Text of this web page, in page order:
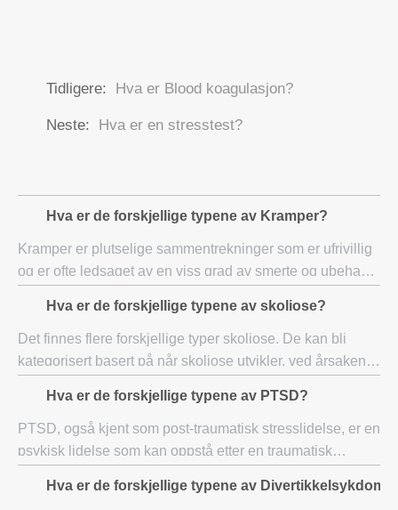
Tidligere: Hva er Blood koagulasjon?
Neste: Hva er en stresstest?
Hva er de forskjellige typene av Kramper?
Kramper er plutselige sammentrekninger som er ufrivillig
og er ofte ledsaget av en viss grad av smerte og ubehag.
utløses av en rekke forskjellige fak
Hva er de forskjellige typene av skoliose?
Det finnes flere forskjellige typer skoliose. De kan bli
kategorisert basert på når skoliose utvikler, ved årsaken til
ryggraden. Voksen skoliose, ungdom
Hva er de forskjellige typene av PTSD?
PTSD, også kjent som post-traumatisk stresslidelse, er en
psykisk lidelse som kan oppstå etter en traumatisk
klassifisert etter graden og varig
Hva er de forskjellige typene av Divertikkelsykdom